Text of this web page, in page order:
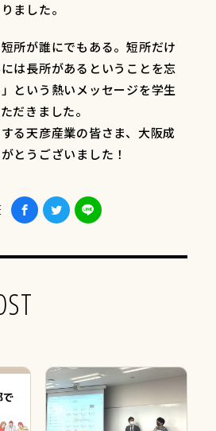
ました。
所が誰にでもある。短所だけ
は長所があるということを忘
という熱いメッセージを学生
だきました。
る天彦産業の皆さま、大阪成
とうございました！